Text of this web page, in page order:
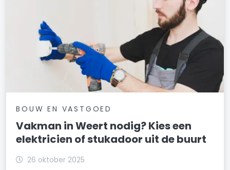
BOUW EN VASTGOED
Vakman in Weert nodig? Kies een
elektricien of stukadoor uit de buurt
26 oktober 2025